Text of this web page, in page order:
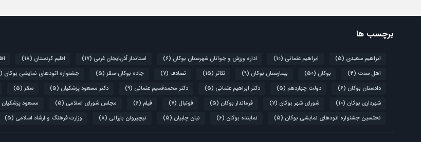
برچسب ها
ابراهیم سعیدی (5) ابراهیم عثمانی (10) اداره ورزش و جوانان شهرستان بوکان (6) استاندار آذربایجان غربی (17) اقلیم کردستان (18)
اهل سنت (4) بوکان (50) بیمارستان بوکان (9) تئاتر (15) تصادف (7) جاده بوکان-سقز (5) جشنواره اتودهای نمایشی بوکان (13)
دادستان بوکان (6) دولت چهاردهم (5) دکتر ابراهیم عثمانی (5) دکتر محمدقسیم عثمانی (9) دکتر مسعود پزشکیان (5) سقز (5)
شهرداری بوکان (10) شورای شهر بوکان (7) فرماندار بوکان (5) فوتبال (7) فیلم (6) مجلس شورای اسلامی (5) مسعود پزشکیان
نختسین جشنواره اتودهای نمایشی بوکان (5) نماینده بوکان (6) نیان چلبیان (5) نیچیروان بارزانی (8) وزارت فرهنگ و ارشاد اسلامی (5)